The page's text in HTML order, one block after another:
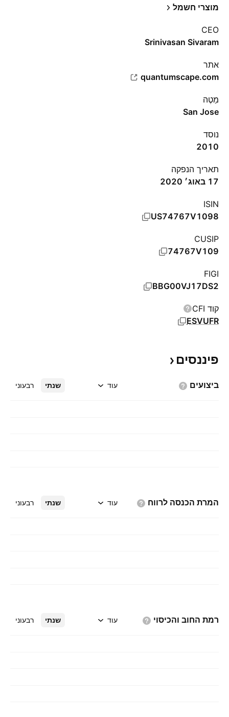
מוצרי חשמל
CEO
Srinivasan Sivaram
אתר‏
quantumscape.com
מַטֶה
San Jose
נוסד
2010
תאריך הנפקה
17 באוג׳ 2020
ISIN
US74767V1098
CUSIP
74767V109
FIGI
BBG00VJ17DS2
קוד CFI
ESVUFR
פיננסים
ביצועים שנתי רבעוני עוד
המרת הכנסה לרווח שנתי רבעוני עוד
רמת החוב והכיסוי שנתי רבעוני עוד